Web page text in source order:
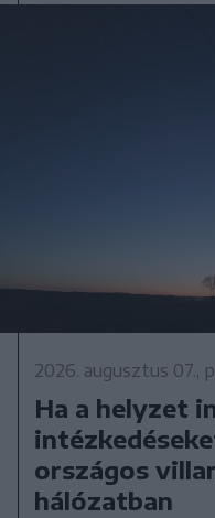
2026. augusztus 07.,
Ha a helyzet
országos
hálózatban